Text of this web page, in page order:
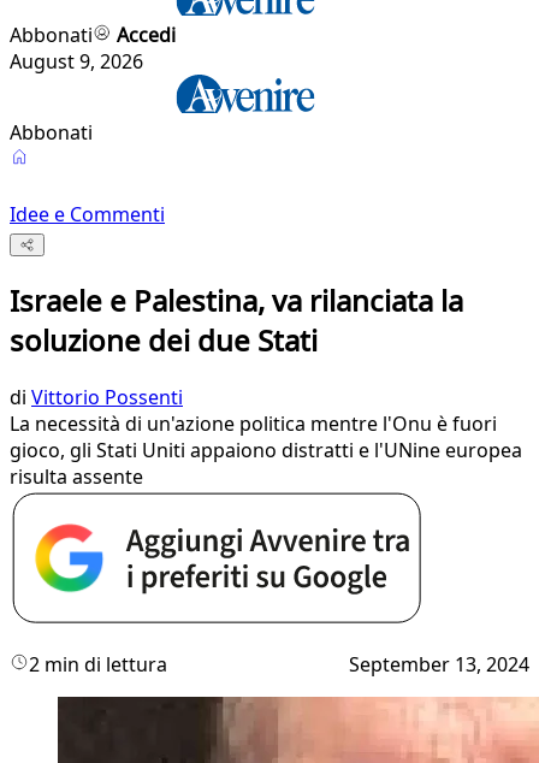
Abbonati
Accedi
August 9, 2026
Abbonati
Idee e Commenti
Israele e Palestina, va rilanciata la
soluzione dei due Stati
di Vittorio Possenti
La necessità di un'azione politica mentre l'Onu è fuori
gioco, gli Stati Uniti appaiono distratti e l'UNine europea
risulta assente
2 min di lettura September 13, 2024